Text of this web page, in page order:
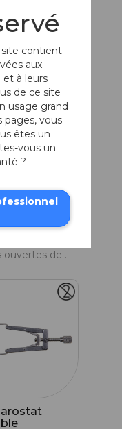
de
oreilles ouvertes de 14 mm, fil de 1 mm, ressort fort
site contient
aux
et à leurs
de ce site
usage grand
pages, vous
êtes un
vous un
?